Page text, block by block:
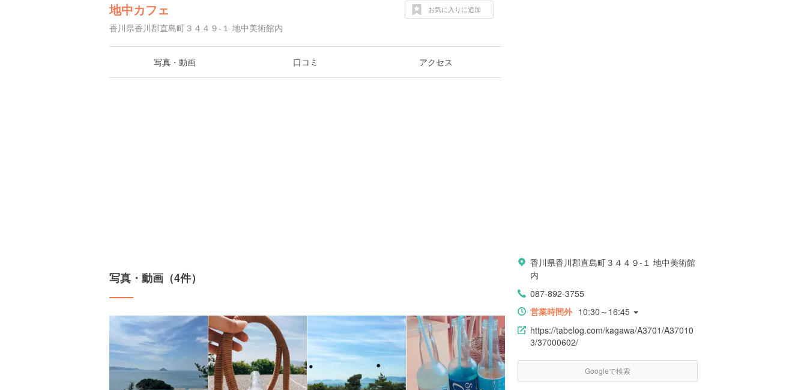
地中カフェ
香川県香川郡直島町３４４９-１ 地中美術館内
お気に入りに追加
写真・動画 口コミ アクセス
写真・動画（4件）
香川県香川郡直島町３４４９-１ 地中美術館
内
087-892-3755
営業時間外 10:30～16:45
https://tabelog.com/kagawa/A3701/A37010
3/37000602/
Googleで検索